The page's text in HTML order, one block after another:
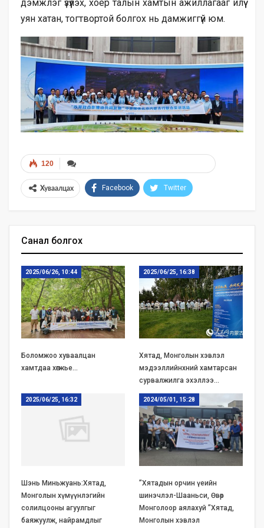
дэмжлэг үзүүлэх, хоёр талын хамтын ажиллагааг илүү
уян хатан, тогтвортой болгох нь дамжиггүй юм.
120
Хуваалцах Facebook Twitter
Санал болгох
2025/06/26, 10:44
Боломжоо хуваалцан
хамтдаа хөгжье…
2025/06/25, 16:38
Хятад, Монголын хэвлэл
мэдээллийнхний хамтарсан
сурвалжилга эхэллээ…
2025/06/25, 16:32
Шэнь Миньжуань:Хятад,
Монголын хүмүүнлэгийн
солилцооны агуулгыг
баяжуулж, найрамдлыг
2024/05/01, 15:28
”Хятадын орчин үеийн
шинэчлэл-Шааньси, Өвөр
Монголоор аялахуй ”Хятад,
Монголын хэвлэл